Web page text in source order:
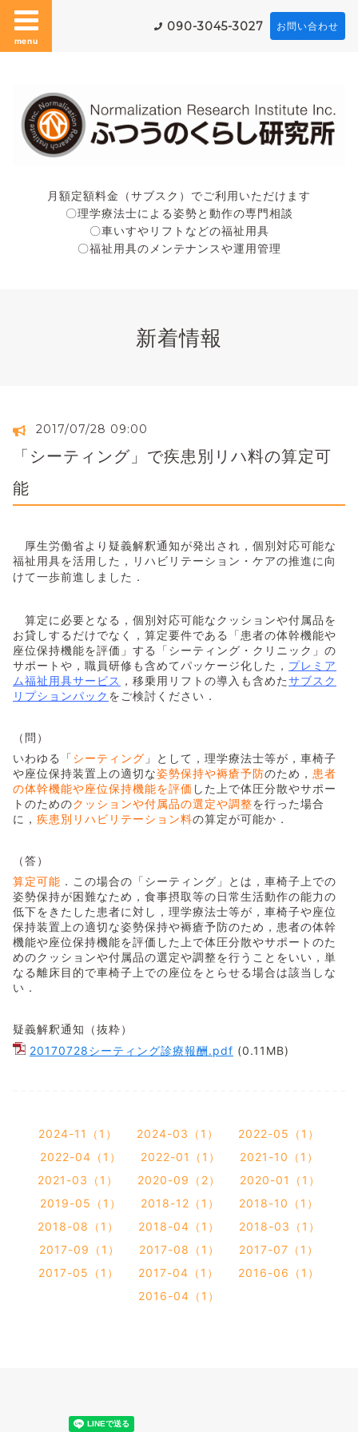
menu
090-3045-3027 お問い合わせ
月額定額料金（サブスク）でご利用いただけます
〇理学療法士による姿勢と動作の専門相談
〇車いすやリフトなどの福祉用具
〇福祉用具のメンテナンスや運用管理
新着情報
2017/07/28 09:00
「シーティング」で疾患別リハ料の算定可
能
厚生労働省より疑義解釈通知が発出され，個別対応可能な
福祉用具を活用した，リハビリテーション・ケアの推進に向
けて一歩前進しました．
算定に必要となる，個別対応可能なクッションや付属品を
お貸しするだけでなく， 算定要件である「患者の体幹機能や
座位保持機能を評価」する
「シーティング・クリニック」の
サポートや，職員研修も含めてパッケージ化した， プレミア
ム福祉用具サービス ，移乗用リフトの導入も含めたサブスク
リプションパック をご検討ください．
（問）
いわゆる「シーティング 」として，理学療法士等が，車椅子
や座位保持装置上の適切な姿勢保持や褥瘡予防のため， 患者
の体幹機能や座位保持機能を評価 した上で体圧分散やサポー
トのためのクッションや付属品の選定や調整を行った場合
に， 疾患別リハビリテーション料の算定が可能か．
（答）
算定可能 ．この場合の「シーティング」とは，車椅子上での
姿勢保持が困難なため，食事摂取等の日常生活動作の能力の
低下をきたした患者に対し，理学療法士等が，車椅子や座位
保持装置上の適切な姿勢保持や褥瘡予防のため，患者の体幹
機能や座位保持機能を評価した上で体圧分散やサポートのた
めのクッションや付属品の選定や調整を行うことをいい，単
なる離床目的で車椅子上での座位をとらせる場合は該当しな
い．
疑義解釈通知（抜粋）
20170728シーティング診療報酬.pdf (0.11MB)
2024-11（1） 2024-03（1）
2022-05（1）
2022-04（1）
2022-01（1）
2021-10（1）
2021-03（1）
2020-09（2）
2020-01（1）
2019-05（1）
2018-12（1）
2018-10（1）
2018-08（1）
2018-04（1）
2018-03（1）
2017-09（1）
2017-08（1）
2017-07（1）
2017-05（1）
2017-04（1）
2016-06（1）
2016-04（1）